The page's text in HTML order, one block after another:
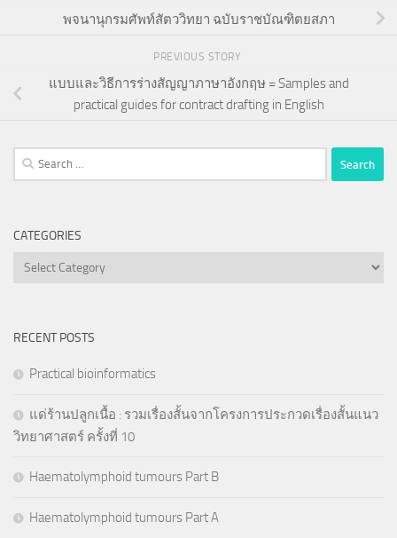
พจนานุกรมศัพท์สัตววิทยา ฉบับราชบัณฑิตยสภา
PREVIOUS STORY
แบบและวิธีการร่างสัญญาภาษาอังกฤษ = Samples and
practical guides for contract drafting in English
Search
for:
CATEGORIES
Categories
RECENT POSTS
Practical bioinformatics
แด่ร้านปลูกเนื้อ : รวมเรื่องสั้นจากโครงการประกวดเรื่องสั้นแนว
วิทยาศาสตร์ ครั้งที่ 10
Haematolymphoid tumours Part B
Haematolymphoid tumours Part A